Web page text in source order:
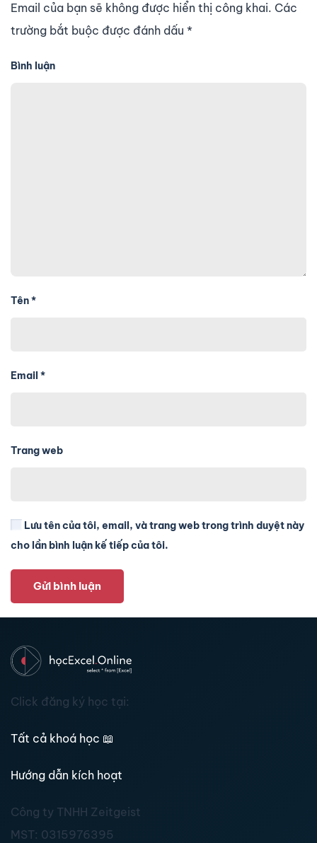
Email của bạn sẽ không được hiển thị công khai. Các
trường bắt buộc được đánh dấu *
Bình luận
Tên*
Email *
Trang web
Lưu tên của tôi, email, và trang web trong trình duyệt này
cho lần bình luận kế tiếp của tôi.
Gửi bình luận
Click đăng ký học tại:
Tất cả khoá học 📖
Hướng dẫn kích hoạt
Công ty TNHH Zeitgeist
MST: 0315976395